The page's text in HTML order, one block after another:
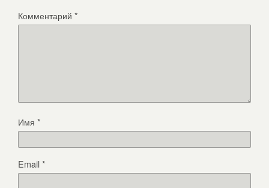
Комментарий *
Имя *
Email*